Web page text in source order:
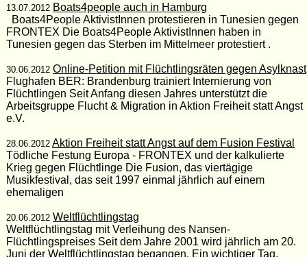
13.07.2012 Boats4people auch in Hamburg
Boats4People AktivistInnen protestieren in Tunesien gegen
FRONTEX Die Boats4People AktivistInnen haben in
Tunesien gegen das Sterben im Mittelmeer protestiert .
30.06.2012 Online-Petition mit Flüchtlingsräten gegen Asylknast
Flughafen BER: Brandenburg trainiert Internierung von
Flüchtlingen Seit Anfang diesen Jahres unterstützt die
Arbeitsgruppe Flucht & Migration in Aktion Freiheit statt Angst
e.V.
28.06.2012 Aktion Freiheit statt Angst auf dem Fusion Festival
Tödliche Festung Europa - FRONTEX und der kalkulierte
Krieg gegen Flüchtlinge Die Fusion, das viertägige
Musikfestival, das seit 1997 einmal jährlich auf einem
ehemaligen
20.06.2012 Weltflüchtlingstag
Weltflüchtlingstag mit Verleihung des Nansen-
Flüchtlingspreises Seit dem Jahre 2001 wird jährlich am 20.
Juni der Weltflüchtlingstag begangen. Ein wichtiger Tag,